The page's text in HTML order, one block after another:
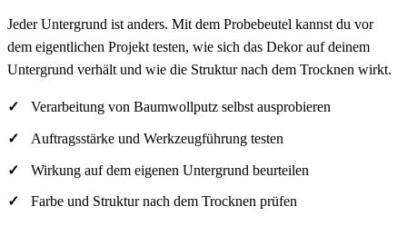
Jeder Untergrund ist anders. Mit dem Probebeutel kannst du vor
dem eigentlichen Projekt testen, wie sich das Dekor auf deinem
Untergrund verhält und wie die Struktur nach dem Trocknen wirkt.
Verarbeitung von Baumwollputz selbst ausprobieren
Auftragsstärke und Werkzeugführung testen
Wirkung auf dem eigenen Untergrund beurteilen
Farbe und Struktur nach dem Trocknen prüfen